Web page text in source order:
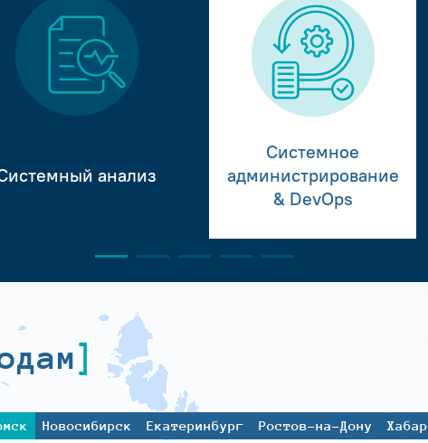
анализ
Системное
администрирование
& DevOps
Новосибирск Екатеринбург Ростов-на-Дону